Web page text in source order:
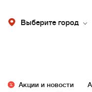
Выберите город
Акции и новости